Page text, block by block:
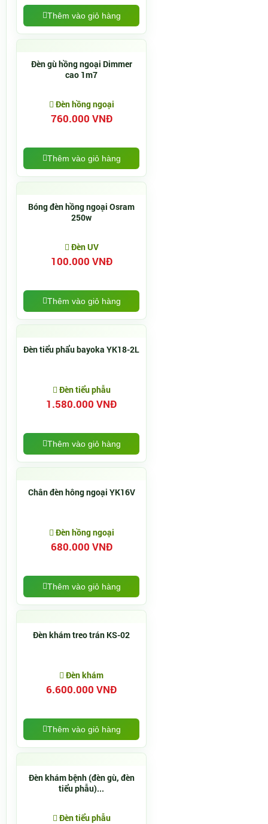
Thêm vào giỏ hàng
Đèn gù hồng ngoại Dimmer
cao 1m7
Đèn hồng ngoại
760.000 VNĐ
Thêm vào giỏ hàng
Bóng đèn hồng ngoại Osram
250w
Đèn UV
100.000 VNĐ
Thêm vào giỏ hàng
Đèn tiểu phẩu bayoka YK18-2L
Đèn tiểu phẫu
1.580.000 VNĐ
Thêm vào giỏ hàng
Chân đèn hông ngoại YK16V
Đèn hồng ngoại
680.000 VNĐ
Thêm vào giỏ hàng
Đèn khám treo trán KS-02
Đèn khám
6.600.000 VNĐ
Thêm vào giỏ hàng
Đèn khám bệnh (đèn gù, đèn
tiểu phẫu)...
Đèn tiểu phẫu